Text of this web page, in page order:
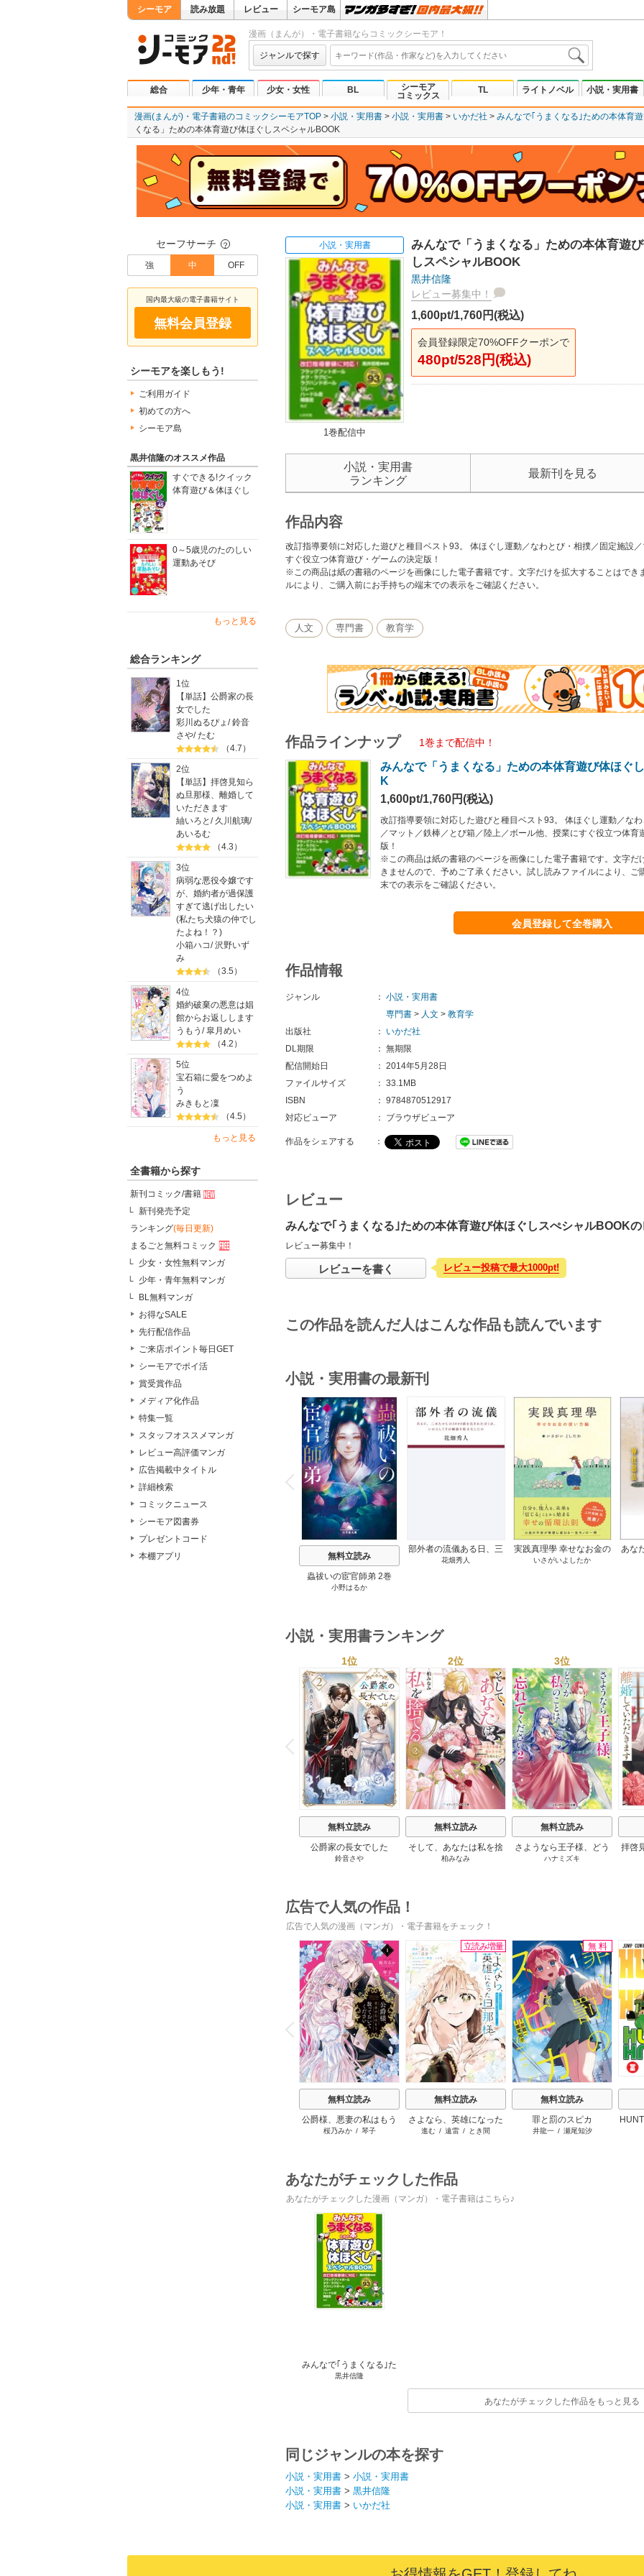
シーモア 読み放題 レビュー シーモア島
漫画（まんが）・電子書籍ならコミックシーモア！
ジャンルで探す
総合 少年・青年 少女・女性 BL
シーモア
コミックス
TL ライトノベル 小説・実用書
漫画(まんが)・電子書籍のコミックシーモアTOP 小説・実用書 小説・実用書 いかだ社 みんなで｢うまくなる｣ための本体育
くなる」ための本体育遊び体ほぐしスペシャルBOOK
セーフサーチ ？
強 中 OFF
国内最大級の電子書籍サイト
無料会員登録
シーモアを楽しもう!
ご利用ガイド
初めての方へ
シーモア島
黒井信隆のオススメ作品
すぐできる!クイック
体育遊び＆体ほぐし
0～5歳児のたのしい
運動あそび
もっと見る
総合ランキング
1位
【単話】公爵家の長
女でした
彩川ぬるぴょ /鈴音
さや/たむ
（4.7）
2位
【単話】拝啓見知ら
ぬ旦那様、離婚して
いただきます
紬いろと / 久川航璃/
あいるむ
（4.3）
3位
病弱な悪役令嬢です
が、婚約者が過保護
すぎて逃げ出したい
(私たち犬猿の仲でし
たよね！？)
小箱ハコ/沢野いず
み
（3.5）
4位
婚約破棄の悪意は娼
館からお返しします
うもう /皐月めい
（4.2）
5位
宝石箱に愛をつめよ
う
みきもと凜
（4.5）
もっと見る
全書籍から探す
新刊コミック/書籍
新刊発売予定
ランキング(毎日更新)
まるごと無料コミック
少女・女性無料マンガ
少年・青年無料マンガ
BL無料マンガ
お得なSALE
先行配信作品
ご来店ポイント毎日GET
シーモアでポイ活
賞受賞作品
メディア化作品
特集一覧
スタッフオススメマンガ
レビュー高評価マンガ
広告掲載中タイトル
詳細検索
コミックニュース
シーモア図書券
プレゼントコード
本棚アプリ
小説・実用書
1巻配信中
みんなで「うまくなる」ための本体育遊
しスペシャルBOOK
黒井信隆
レビュー募集中！
1,600pt/1,760円(税込)
会員登録限定70%OFFクーポンで
480pt/528円(税込)
小説・実用書
ランキング
最新刊を見る
作品内容
改訂指導要領に対応した遊びと種目ベスト93。 体ほぐし運動／なわとび・相撲／固定施設
すぐ役立つ体育遊び・ゲームの決定版！
※この商品は紙の書籍のページを画像にした電子書籍です。文字だけを拡大することはでき
ルにより、ご購入前にお手持ちの端末での表示をご確認ください。
人文 専門書 教育学
作品ラインナップ 1巻まで配信中！
みんなで「うまくなる」ための本体育遊び体ほぐ
K
1,600pt/1,760円(税込)
改訂指導要領に対応した遊びと種目ベスト93。 体ほぐし運動／な
／マット／鉄棒／とび箱／陸上／ボール他、授業にすぐ役立つ体育
版！
※この商品は紙の書籍のページを画像にした電子書籍です。文字だ
きませんので、予めご了承ください。試し読みファイルにより、ご
末での表示をご確認ください。
会員登録して全巻購入
作品情報
ジャンル ： 小説・実用書
専門書 > 人文 > 教育学
出版社
：
いかだ社
DL期限
： 無期限
配信開始日
： 2014年5月28日
ファイルサイズ
： 33.1MB
ISBN
： 9784870512917
対応ビューア
： ブラウザビューア
作品をシェアする ：
レビュー
みんなで｢うまくなる｣ための本体育遊び体ほぐしスぺシャルBOOK
レビュー募集中！
レビューを書く レビュー投稿で最大1000pt!
この作品を読んだ人はこんな作品も読んでいます
小説・実用書の最新刊
P
r
e
v
i
o
u
s
無料立読み
蟲祓いの宦官師弟 2巻
小野はるか
部外者の流儀ある日、三
木たかしの5000曲を託さ
花畑秀人
実践真理學 幸せなお金の
使い方編 1巻
いさがいよしたか
あな
小説・実用書ランキング
P
r
e
v
i
o
u
s
1位
無料立読み
公爵家の長女でした
鈴音さや
2位
無料立読み
そして、あなたは私を捨
てる
柏みなみ
3位
無料立読み
さようなら王子様、どう
か私のことは忘れてくだ
ハナミズキ
拝啓
婚
広告で人気の作品！
広告で人気の漫画（マンガ）・電子書籍をチェック！
P
r
e
v
i
o
u
s
無料立読み
公爵様、悪妻の私はもう
放っておいてください
桜乃みか/ 琴子
立読み増量
無料立読み
さよなら、英雄になった
旦那様 ～ただ祈るだけ
進む / 遠雷 / とき間
無料
無料立読み
罪と罰のスピカ
井龍一/ 瀬尾知汐
あなたがチェックした作品
あなたがチェックした漫画（マンガ）・電子書籍はこちら♪
みんなで｢うまくなる｣た
めの本体育遊び体ほぐし
黒井信隆
あなたがチェックした作品をもっと見る
同じジャンルの本を探す
小説・実用書 > 小説・実用書
小説・実用書 > 黒井信隆
小説・実用書 > いかだ社